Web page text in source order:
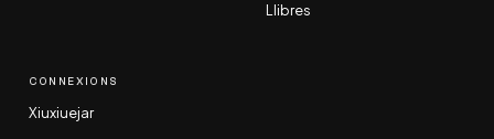
Llibres
CONNEXIONS
Xiuxiuejar